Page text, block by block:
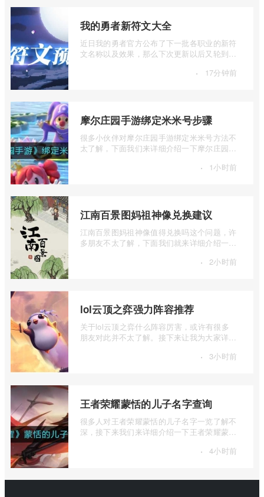
我的勇者新符文大全
近日我的勇者官方公布了下一批各职业的新符
文名称以及效果，那么下次更新以后又轮到谁
· 17分钟前
摩尔庄园手游绑定米米号步骤
很多小伙伴对摩尔庄园手游绑定米米号方法不
太了解，下面我们来详细介绍一下摩尔庄园手
· 1小时前
江南百景图妈祖神像兑换建议
江南百景图妈祖神像值得兑换吗这个问题，许
多朋友不太了解，下面我们就来详细介绍一下
· 2小时前
lol云顶之弈强力阵容推荐
关于lol云顶之弈什么阵容厉害，或许有很多
朋友对此并不太了解。接下来让我为大家详细
· 3小时前
王者荣耀蒙恬的儿子名字查询
很多人对王者荣耀蒙恬的儿子名字一览了解不
深，接下来我们来详细介绍一下王者荣耀蒙恬
· 4小时前